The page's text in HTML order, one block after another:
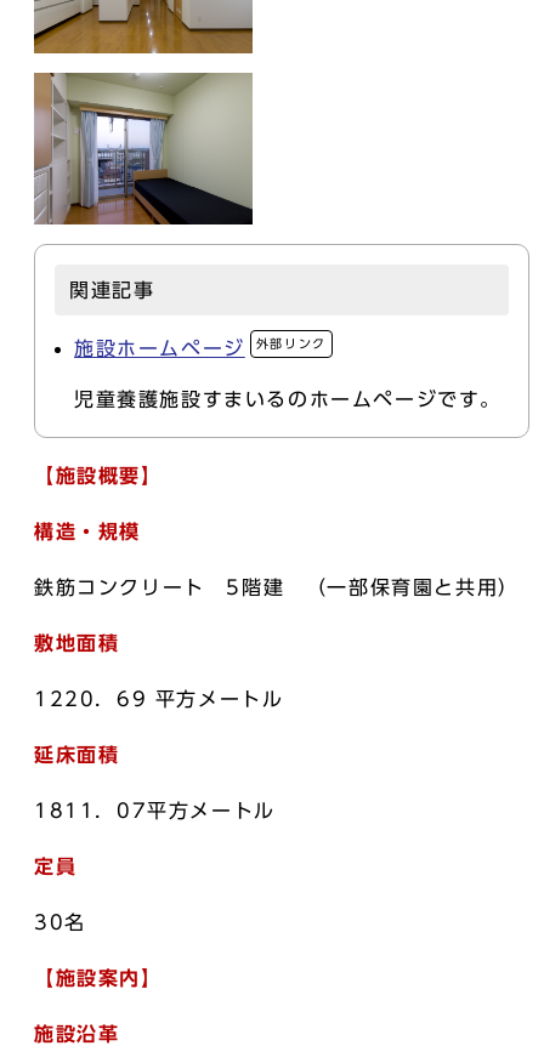
関連記事
施設ホームページ 外部リンク
児童養護施設すまいるのホームページです。
【施設概要】
構造・規模
鉄筋コンクリート 5階建 （一部保育園と共用）
敷地面積
1220．69 平方メートル
延床面積
1811．07平方メートル
定員
30名
【施設案内】
施設沿革